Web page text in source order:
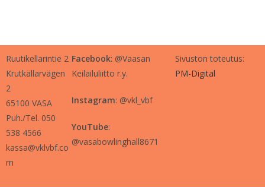
Ruutikellarintie 2
Krutkällarvägen
2
65100 VASA
Puh./Tel. 050
538 4566
kassa@vklvbf.co
m
Facebook: @Vaasan
Keilailuliitto r.y.
Instagram: @vkl_vbf
YouTube:
@vasabowlinghall8671
Sivuston toteutus:
PM-Digital